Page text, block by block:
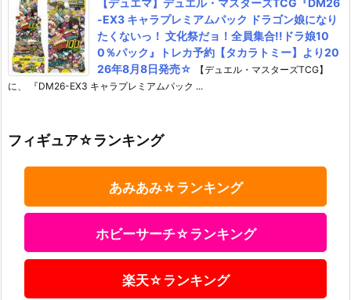
【デュエマ】デュエル・マスターズTCG『DM26
-EX3 キャラプレミアムパック ドラゴン娘になり
たくないっ！ 文化祭だョ！全員集合!!ドラ娘10
0％パック』トレカ予約【タカラトミー】より20
26年8月8日発売☆
【デュエル・マスターズTCG】
に、 『DM26-EX3 キャラプレミアムパック ...
フィギュア☆ランキング
あみあみ☆ランキング
ホビーサーチ☆ランキング
楽天☆ランキング